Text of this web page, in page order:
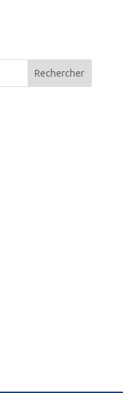
Rechercher